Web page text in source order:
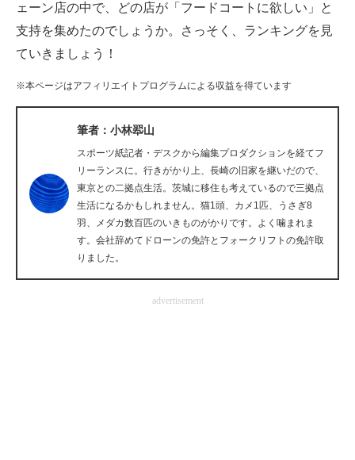
IT製品の技術・比較・事例
製造業のIT導入・活用を支援
モノづくり技術者専門サイト
電子設計の基本と応用
エネルギーの専門メディア
建設×テクノロジーの最前線
ェーン店の中で、どの店が「フードコートに欲しい」と
支持を集めたのでしょうか。さっそく、ランキングを見
ていきましょう！
※本ページはアフィリエイトプログラムによる収益を得ています
筆者：小林翆山
スポーツ紙記者・デスクから編集プロダクションを経てフ
リーランスに。行きがかり上、長崎の旧家を継いだので、
東京との二拠点生活。茨城に移住も考えているので三拠点
生活になるかもしれません。猫1頭、カメ1匹、うさぎ8
羽、メダカ数百匹のいきものがかりです。よく噛まれま
す。会社辞めてドローンの免許とフォークリフトの免許取
りました。
advertisement